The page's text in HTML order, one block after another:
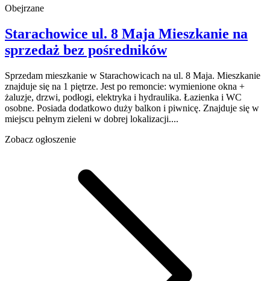
Obejrzane
Starachowice ul. 8 Maja Mieszkanie na
sprzedaż bez pośredników
Sprzedam mieszkanie w Starachowicach na ul. 8 Maja. Mieszkanie
znajduje się na 1 piętrze. Jest po remoncie: wymienione okna +
żaluzje, drzwi, podłogi, elektryka i hydraulika. Łazienka i WC
osobne. Posiada dodatkowo duży balkon i piwnicę. Znajduje się w
miejscu pełnym zieleni w dobrej lokalizacji....
Zobacz ogłoszenie